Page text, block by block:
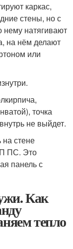
каркас,
стены, но с
нему натягивают
на нём делают
или
точка
не выйдет.
стене
ПС. Это
панель с
Как
тепло